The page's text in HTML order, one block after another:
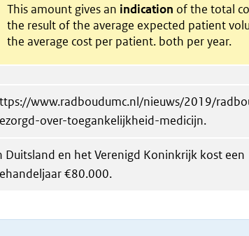
This amount gives an indication of the total
the result of the average expected patient
the average cost per patient. both per year.
www.radboudumc.nl/nieuws/2019/
over-toegankelijkheid-medicijn.
Duitsland en het Verenigd Koninkrijk kost een
€80.000.